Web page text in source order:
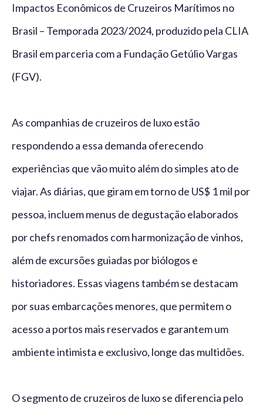
Impactos Econômicos de Cruzeiros Marítimos no
Brasil – Temporada 2023/2024, produzido pela CLIA
Brasil em parceria com a Fundação Getúlio Vargas
(FGV).
As companhias de cruzeiros de luxo estão
respondendo a essa demanda oferecendo
experiências que vão muito além do simples ato de
viajar. As diárias, que giram em torno de US$ 1 mil por
pessoa, incluem menus de degustação elaborados
por chefs renomados com harmonização de vinhos,
além de excursões guiadas por biólogos e
historiadores. Essas viagens também se destacam
por suas embarcações menores, que permitem o
acesso a portos mais reservados e garantem um
ambiente intimista e exclusivo, longe das multidões.
O segmento de cruzeiros de luxo se diferencia pelo